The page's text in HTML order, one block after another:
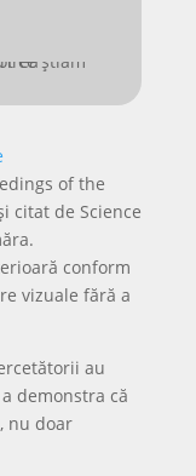
of the
citat de Science
conform
vizuale fără a
au
demonstra că
nu doar